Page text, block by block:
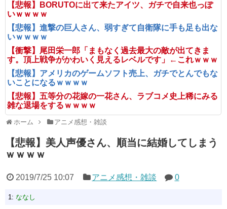
【悲報】BORUTOに出て来たアイツ、ガチで自来也っぽ
いｗｗｗｗ
【悲報】進撃の巨人さん、弱すぎて自衛隊に手も足も出な
いｗｗｗｗ
【衝撃】尾田栄一郎「まもなく過去最大の敵が出てきま
す。頂上戦争がかわいく見えるレベルです」←これｗｗｗ
【悲報】アメリカのゲームソフト売上、ガチでとんでもな
いことになるｗｗｗｗ
【悲報】五等分の花嫁の一花さん、ラブコメ史上稀にみる
雑な退場をするｗｗｗｗ
ホーム アニメ感想・雑談
【悲報】美人声優さん、順当に結婚してしまう
ｗｗｗｗ
2019/7/25 10:07 アニメ感想・雑談 0
1: ななし